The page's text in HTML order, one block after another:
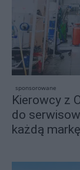
sponsorowane
Kierowcy z
do
każdą markę